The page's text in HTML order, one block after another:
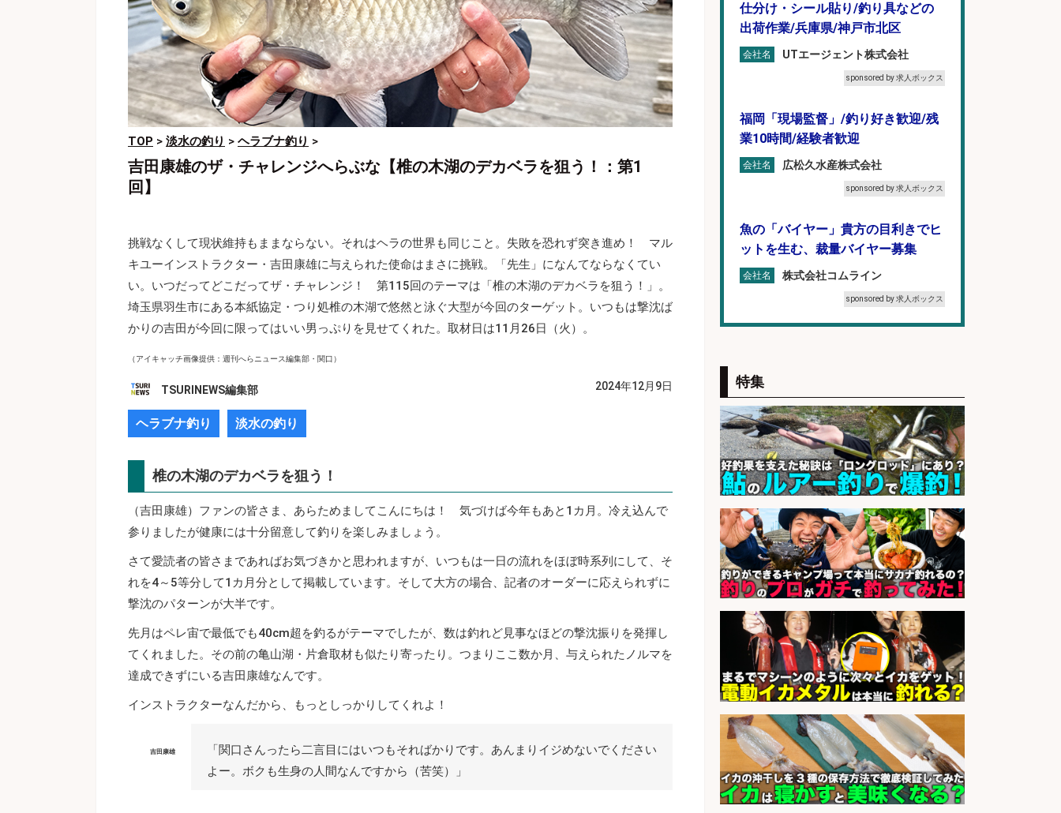
TOP > 淡水の釣り > ヘラブナ釣り >
吉田康雄のザ・チャレンジへらぶな【椎の木湖のデカベラを狙う！：第1
回】
挑戦なくして現状維持もままならない。それはヘラの世界も同じこと。失敗を恐れず突き進め！ マル
キユーインストラクター・吉田康雄に与えられた使命はまさに挑戦。「先生」になんてならなくてい
い。いつだってどこだってザ・チャレンジ！ 第115回のテーマは「椎の木湖のデカベラを狙う！」。
埼玉県羽生市にある本紙協定・つり処椎の木湖で悠然と泳ぐ大型が今回のターゲット。いつもは撃沈ば
かりの吉田が今回に限ってはいい男っぷりを見せてくれた。取材日は11月26日（火）。
（アイキャッチ画像提供：週刊へらニュース編集部・関口）
TSURINEWS編集部 2024年12月9日
ヘラブナ釣り 淡水の釣り
椎の木湖のデカベラを狙う！
（吉田康雄）ファンの皆さま、あらためましてこんにちは！ 気づけば今年もあと1カ月。冷え込んで
参りましたが健康には十分留意して釣りを楽しみましょう。
さて愛読者の皆さまであればお気づきかと思われますが、いつもは一日の流れをほぼ時系列にして、そ
れを4～5等分して1カ月分として掲載しています。そして大方の場合、記者のオーダーに応えられずに
撃沈のパターンが大半です。
先月はペレ宙で最低でも40cm超を釣るがテーマでしたが、数は釣れど見事なほどの撃沈振りを発揮し
てくれました。その前の亀山湖・片倉取材も似たり寄ったり。つまりここ数か月、与えられたノルマを
達成できずにいる吉田康雄なんです。
インストラクターなんだから、もっとしっかりしてくれよ！
吉田康雄
「関口さんったら二言目にはいつもそればかりです。あんまりイジめないでください
よー。ボクも生身の人間なんですから（苦笑）」
仕分け・シール貼り/釣り具などの
出荷作業/兵庫県/神戸市北区
会社名 UTエージェント株式会社
sponsored by 求人ボックス
福岡「現場監督」/釣り好き歓迎/残
業10時間/経験者歓迎
会社名 広松久水産株式会社
sponsored by 求人ボックス
魚の「バイヤー」貴方の目利きでヒ
ットを生む、裁量バイヤー募集
会社名 株式会社コムライン
sponsored by 求人ボックス
会社名
sponsored by 求人ボックス
精肉・青果・鮮魚販売/お魚のカッ
トや商品の陳列業務/時間選べる×未
経験歓迎×残業少なめ/鹿児島県/志
布志市
会社名 株式会社ホットスタッフ鹿児島
sponsored by 求人ボックス
釣り具のリールやペダルの製造/福
井県あわら市
会社名 株式会社UPP
sponsored by 求人ボックス
釣り具などの出荷作業～～/工場/製
造
会社名 UTグループ株式会社
sponsored by 求人ボックス
特集